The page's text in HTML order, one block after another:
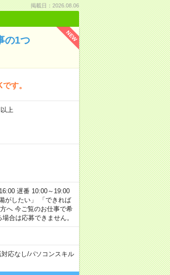
掲載日：2026.08.06
NEW
の1つ
す。
上
遅番 10:00～19:00
がしたい」 「できれば
へ 今ご覧のお仕事で希
合は応募できません。
応なし/パソコンスキル